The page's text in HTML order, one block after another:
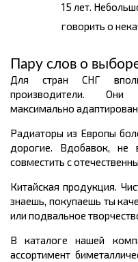
15 лет.
говорить о
Пару слов о
Для стран СНГ
производители.
максимально
Радиаторы из Европы
дорогие. Вдобавок, не
совместить с
Китайская продукция.
знаешь, покупаешь ты
или подвальное
В каталоге нашей
ассортимент